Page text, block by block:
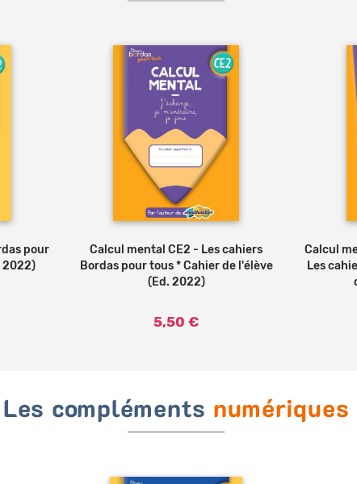
pour
2022)
Calcul mental CE2 - Les cahiers
Bordas pour tous * Cahier de l'élève
(Ed. 2022)
5,50 €
Calcul
Les
Les compléments numériques